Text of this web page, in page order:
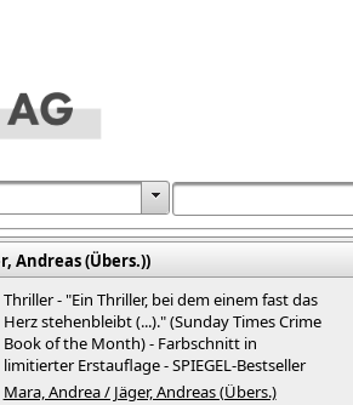
Andreas (Übers.))
Thriller - "Ein Thriller, bei dem einem fast das
Herz stehenbleibt (...)." (Sunday Times Crime
Book of the Month) - Farbschnitt in
limitierter Erstauflage - SPIEGEL-Bestseller
Mara, Andrea / Jäger, Andreas (Übers.)